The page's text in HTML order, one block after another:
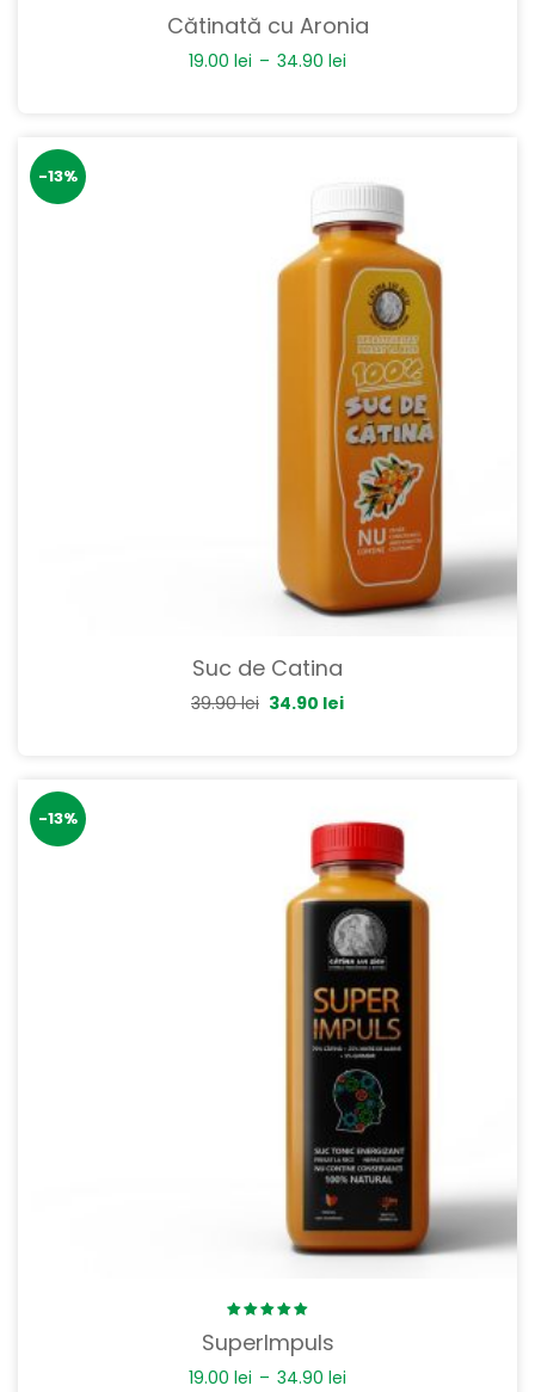
5.00out
of 5
Cătinată cu Aronia
19.00 lei – 34.90 lei
-13%
Suc de Catina
39.90lei 34.90 lei
-13%
5.00 out
of 5
SuperImpuls
19.00 lei – 34.90 lei